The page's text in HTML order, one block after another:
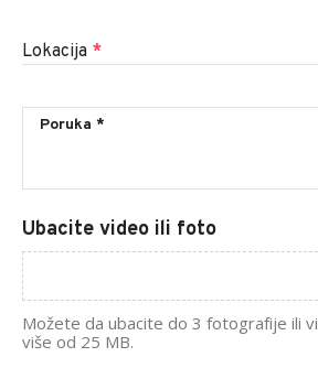
Lokacija *
Ubacite video ili foto
Možete da ubacite do 3 fotografije ili
više od 25 MB.